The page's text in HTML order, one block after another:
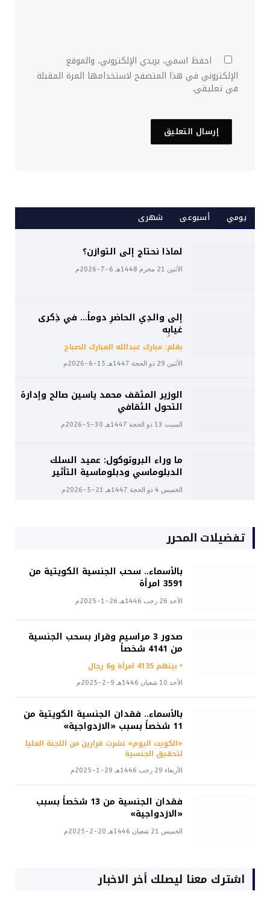
احفظ اسمي، بريدي الإلكتروني، والموقع
الإلكتروني في هذا المتصفح لاستخدامها المرة المقبلة
في تعليقي.
يومي أسبوعى شهرى
لماذا نحتاج إلى التوازن؟
الأثنين 21 محرم 1448هـ 6-7-2026م
إلى والدِي الحاضرِ دوماً… في ذِكرى
غيابِه
بقلم: مبارك عبدالله المبارك الصباح
الأثنين 29 ذو الحجة 1447هـ 15-6-2026م
الوزير المثقف محمد ياسين صالح وإدارة
التحول الثقافي
السبت 13 ذو الحجة 1447هـ 30-5-2026م
ما وراء البروتوكول: عميد السلك
الدبلوماسي ودبلوماسية التأثير
الخميس 4 ذو الحجة 1447هـ 21-5-2026م
تفضيلات المحرر
بالأسماء.. سحب الجنسية الكويتية من
3591 امرأة
الأحد 26 رجب 1446هـ 26-1-2025م
صدور 3 مراسيم وقرار بسحب الجنسية
من 4141 شخصاً
• بينهم 4135 امرأة و6 رجال
الأحد 10 شعبان 1446هـ 9-2-2025م
بالأسماء.. فقدان الجنسية الكويتية من
11 شخصاً بسبب «الازدواجية»
«الكويت اليوم» نشرت قرارين من اللجنة العليا
لتحقيق الجنسية
الأربعاء 29 رجب 1446هـ 29-1-2025م
فقدان الجنسية من 13 شخصاً بسبب
«الازدواجية»
الخميس 21 شعبان 1446هـ 20-2-2025م
اشترك معنا ليصلك أخر الاخبار